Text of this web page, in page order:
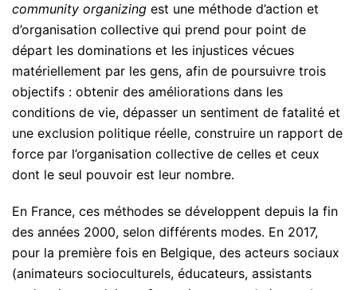
community organizing est une méthode d’action et
d’organisation collective qui prend pour point de
départ les dominations et les injustices vécues
matériellement par les gens, afin de poursuivre trois
objectifs : obtenir des améliorations dans les
conditions de vie, dépasser un sentiment de fatalité et
une exclusion politique réelle, construire un rapport de
force par l’organisation collective de celles et ceux
dont le seul pouvoir est leur nombre.
En France, ces méthodes se développent depuis la fin
des années 2000, selon différents modes. En 2017,
pour la première fois en Belgique, des acteurs sociaux
(animateurs socioculturels, éducateurs, assistants